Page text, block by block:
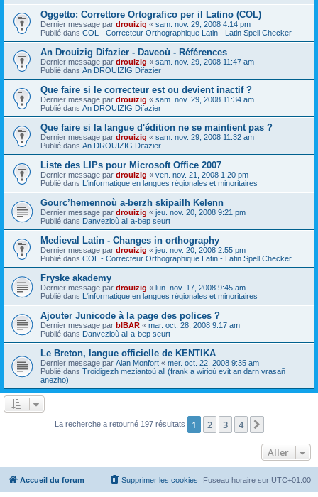
Oggetto: Correttore Ortografico per il Latino (COL)
Dernier message par drouizig « sam. nov. 29, 2008 4:14 pm
Publié dans COL - Correcteur Orthographique Latin - Latin Spell Checker
An Drouizig Difazier - Daveoù - Références
Dernier message par drouizig « sam. nov. 29, 2008 11:47 am
Publié dans An DROUIZIG Difazier
Que faire si le correcteur est ou devient inactif ?
Dernier message par drouizig « sam. nov. 29, 2008 11:34 am
Publié dans An DROUIZIG Difazier
Que faire si la langue d'édition ne se maintient pas ?
Dernier message par drouizig « sam. nov. 29, 2008 11:32 am
Publié dans An DROUIZIG Difazier
Liste des LIPs pour Microsoft Office 2007
Dernier message par drouizig « ven. nov. 21, 2008 1:20 pm
Publié dans L'informatique en langues régionales et minoritaires
Gourc’hemennoù a-berzh skipailh Kelenn
Dernier message par drouizig « jeu. nov. 20, 2008 9:21 pm
Publié dans Danvezioù all a-bep seurt
Medieval Latin - Changes in orthography
Dernier message par drouizig « jeu. nov. 20, 2008 2:55 pm
Publié dans COL - Correcteur Orthographique Latin - Latin Spell Checker
Fryske akademy
Dernier message par drouizig « lun. nov. 17, 2008 9:45 am
Publié dans L'informatique en langues régionales et minoritaires
Ajouter Junicode à la page des polices ?
Dernier message par bIBAR « mar. oct. 28, 2008 9:17 am
Publié dans Danvezioù all a-bep seurt
Le Breton, langue officielle de KENTIKA
Dernier message par Alan Monfort « mer. oct. 22, 2008 9:35 am
Publié dans Troidigezh meziantoù all (frank a wirioù evit an darn vrasañ
anezho)
La recherche a retourné 197 résultats 1 2 3 4
Aller
Accueil du forum Fuseau horaire sur UTC+01:00
Supprimer les cookies